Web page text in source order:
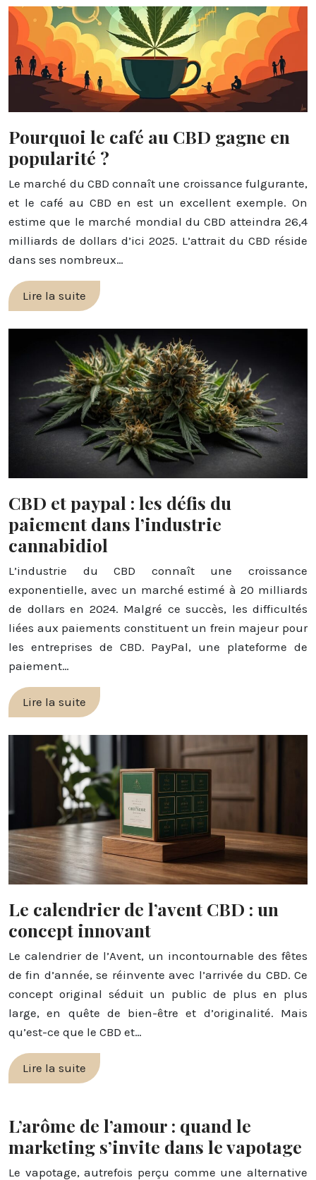
Pourquoi le café au CBD gagne en
popularité ?
Le marché du CBD connaît une croissance fulgurante,
et le café au CBD en est un excellent exemple. On
estime que le marché mondial du CBD atteindra 26,4
milliards de dollars d’ici 2025. L’attrait du CBD réside
dans ses nombreux…
Lire la suite
CBD et paypal : les défis du
paiement dans l’industrie
cannabidiol
L’industrie du CBD connaît une croissance
exponentielle, avec un marché estimé à 20 milliards
de dollars en 2024. Malgré ce succès, les difficultés
liées aux paiements constituent un frein majeur pour
les entreprises de CBD. PayPal, une plateforme de
paiement…
Lire la suite
Le calendrier de l’avent CBD : un
concept innovant
Le calendrier de l’Avent, un incontournable des fêtes
de fin d’année, se réinvente avec l’arrivée du CBD. Ce
concept original séduit un public de plus en plus
large, en quête de bien-être et d’originalité. Mais
qu’est-ce que le CBD et…
Lire la suite
L’arôme de l’amour : quand le
marketing s’invite dans le vapotage
Le vapotage, autrefois perçu comme une alternative